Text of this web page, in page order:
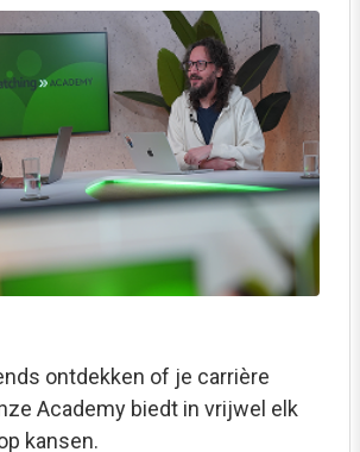
ontdekken of je carrière
Academy biedt in vrijwel elk
kansen.